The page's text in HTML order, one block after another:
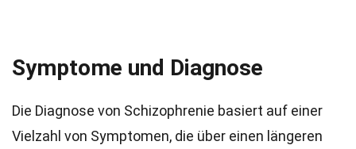
Symptome und Diagnose
Die Diagnose von Schizophrenie basiert auf einer
Vielzahl von Symptomen, die über einen längeren